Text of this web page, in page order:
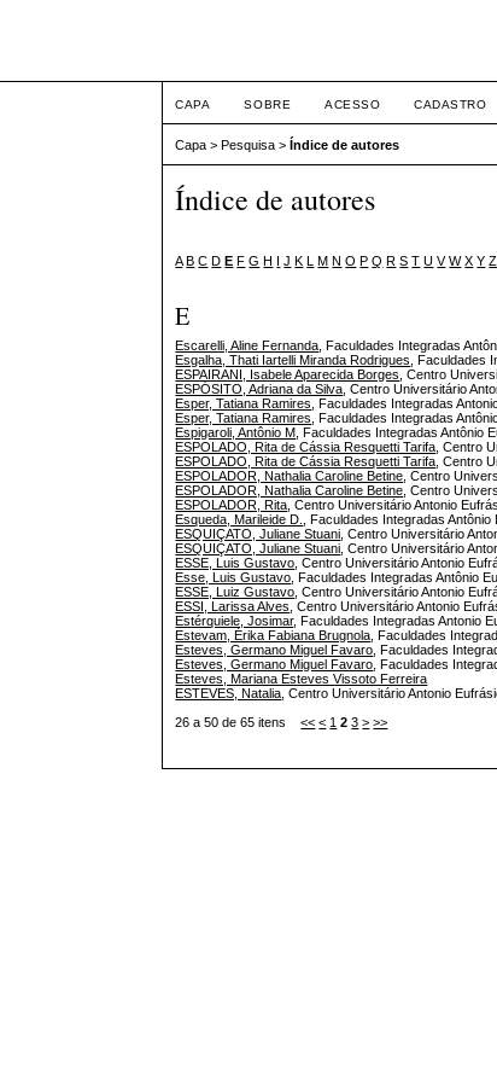
CAPA SOBRE ACESSO CADASTRO
Capa >Pesquisa >Índice de autores
Índice de autores
A B C D E F G H I J K L M N O P Q R S T U V W X Y Z
E
Escarelli, Aline Fernanda , Faculdades Integradas
Esgalha, Thati Iartelli Miranda Rodrigues
, Faculdades
ESPAIRANI, Isabele Aparecida Borges , Centro
ESPÓSITO, Adriana da Silva , Centro Universitário
Esper, Tatiana Ramires
, Faculdades Integradas
Esper, Tatiana Ramires
, Faculdades Integradas
Espigaroli, Antônio M
, Faculdades Integradas Antônio
ESPOLADO, Rita de Cássia Resquetti Tarifa , Centro
ESPOLADO, Rita de Cássia Resquetti Tarifa , Centro
ESPOLADOR, Nathalia Caroline Betine , Centro
ESPOLADOR, Nathalia Caroline Betine , Centro
ESPOLADOR, Rita , Centro Universitário Antonio
Esqueda, Marileide D.
, Faculdades Integradas
ESQUIÇATO, Juliane Stuani , Centro Universitário
ESQUIÇATO, Juliane Stuani , Centro Universitário
ESSE, Luis Gustavo , Centro Universitário Antonio
Esse, Luis Gustavo , Faculdades Integradas Antônio
ESSE, Luiz Gustavo , Centro Universitário Antonio
ESSI, Larissa Alves , Centro Universitário Antonio
Estérquiele, Josimar, Faculdades Integradas Antonio
Estevam, Érika Fabiana Brugnola , Faculdades
Esteves, Germano Miguel Favaro , Faculdades
Esteves, Germano Miguel Favaro , Faculdades
Esteves, Mariana Esteves Vissoto Ferreira
ESTEVES, Natalia , Centro Universitário Antonio
26 a 50 de 65 itens<< < 1 2 3 > >>